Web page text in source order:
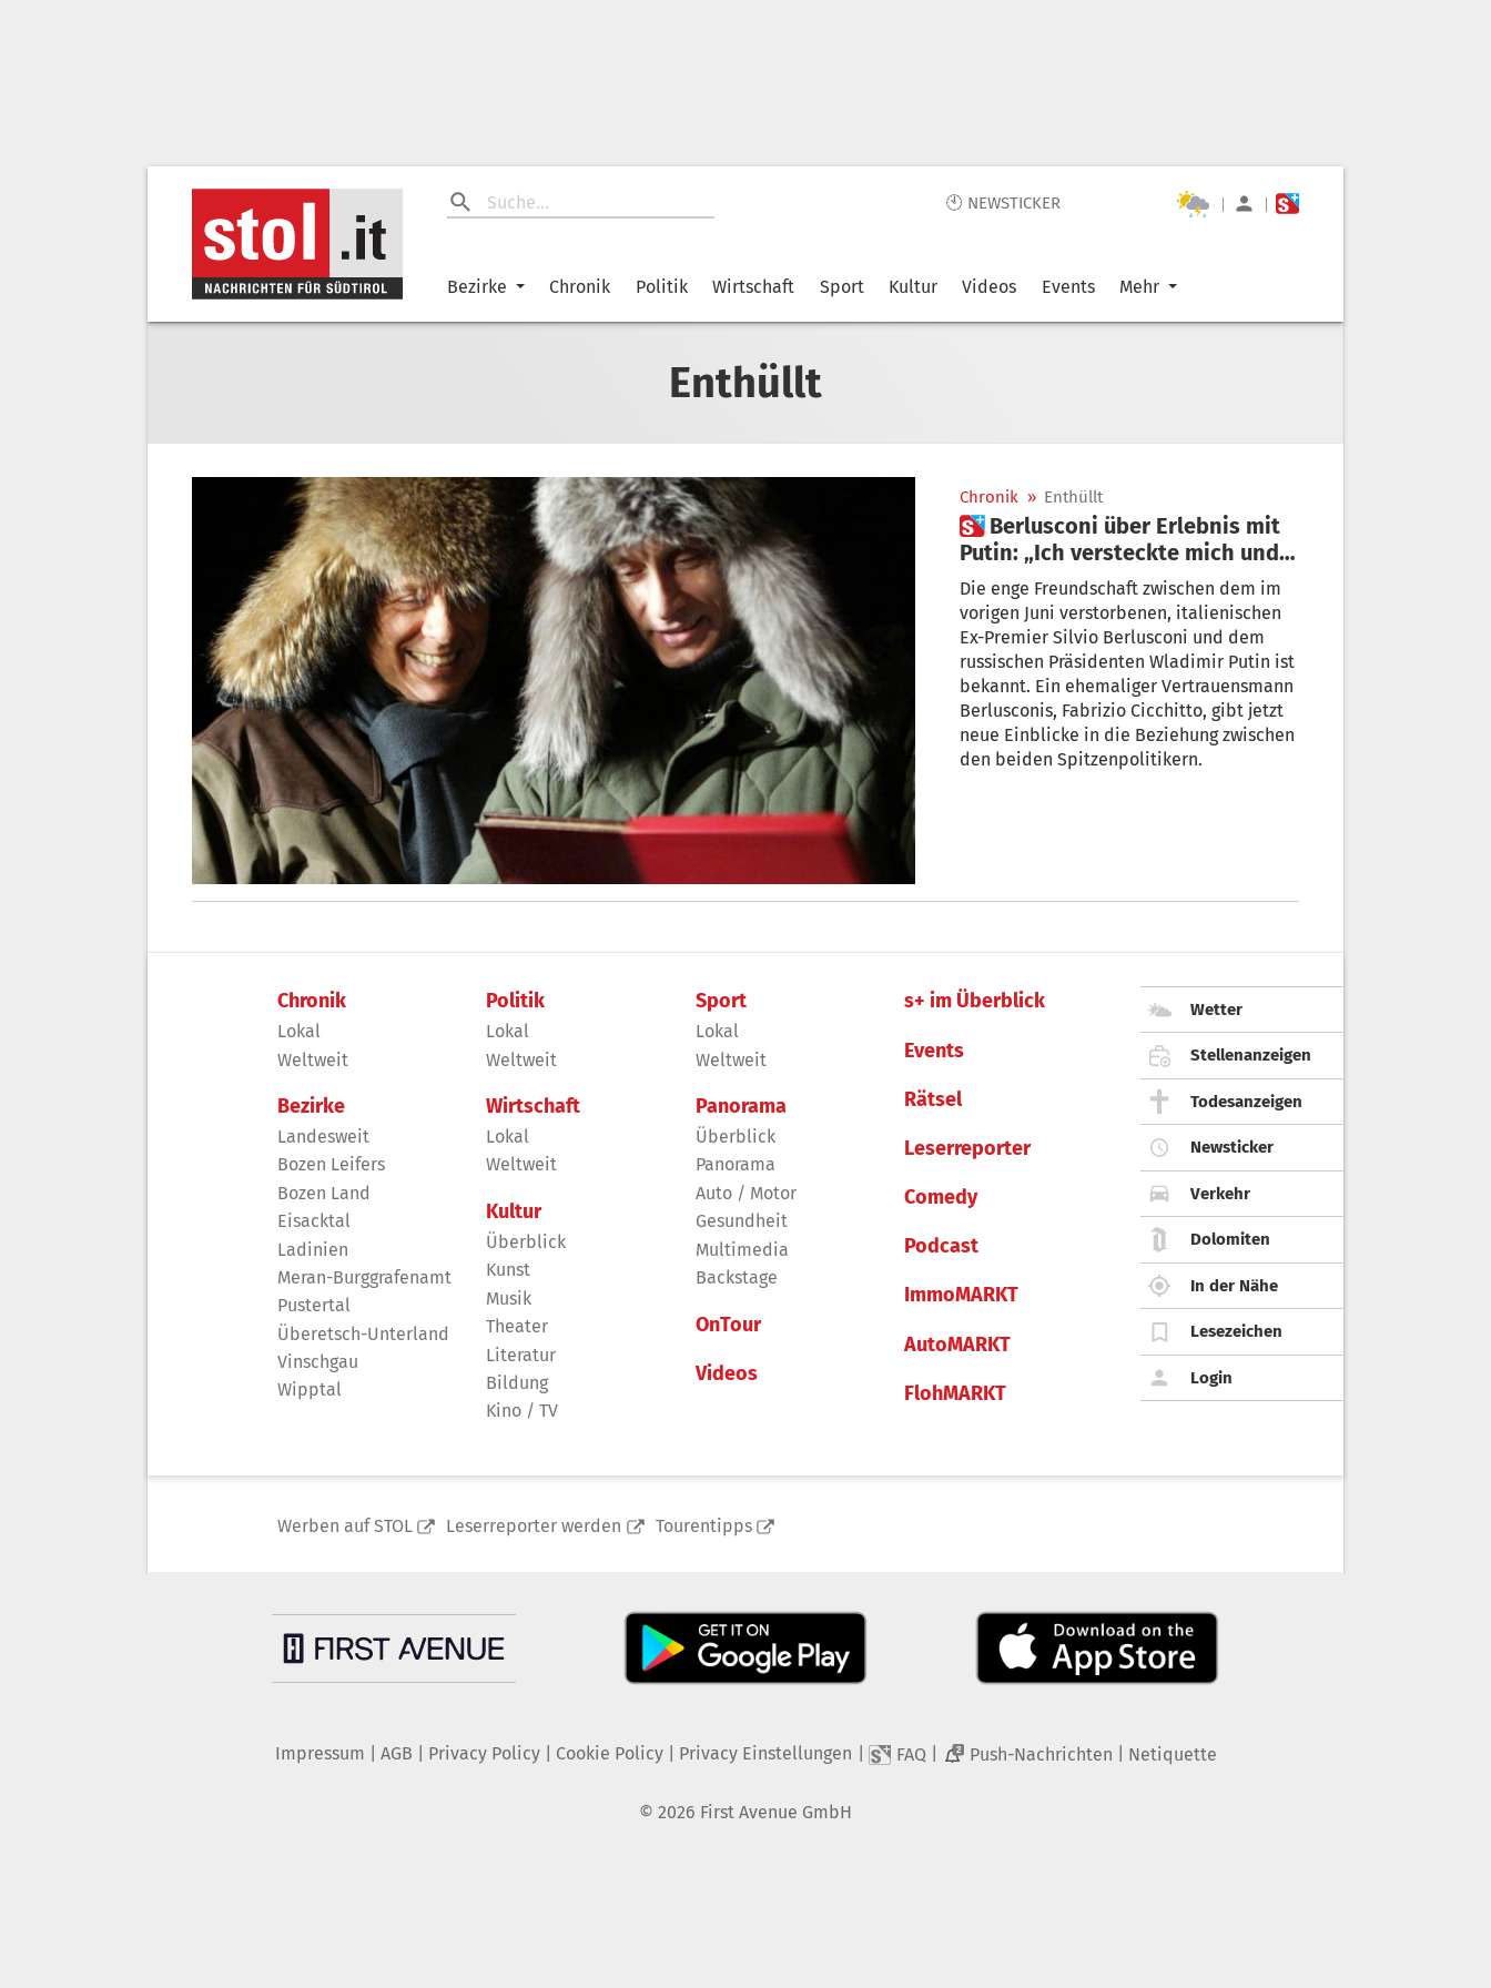
🕙 NEWSTICKER | |
Bezirke Chronik Politik Wirtschaft Sport Kultur Videos Events Mehr
Enthüllt
Chronik » Enthüllt
 Berlusconi über Erlebnis mit
Putin: „Ich versteckte mich und
übergab mich“
Die enge Freundschaft zwischen dem im
vorigen Juni verstorbenen, italienischen
Ex-Premier Silvio Berlusconi und dem
russischen Präsidenten Wladimir Putin ist
bekannt. Ein ehemaliger Vertrauensmann
Berlusconis, Fabrizio Cicchitto, gibt jetzt
neue Einblicke in die Beziehung zwischen
den beiden Spitzenpolitikern.
Chronik
Lokal
Weltweit
Bezirke
Landesweit
Bozen Leifers
Bozen Land
Eisacktal
Ladinien
Meran-Burggrafenamt
Pustertal
Überetsch-Unterland
Vinschgau
Wipptal
Politik
Lokal
Weltweit
Wirtschaft
Lokal
Weltweit
Kultur
Überblick
Kunst
Musik
Theater
Literatur
Bildung
Kino / TV
Sport
Lokal
Weltweit
Panorama
Überblick
Panorama
Auto / Motor
Gesundheit
Multimedia
Backstage
OnTour
Videos
s+ im Überblick
Events
Rätsel
Leserreporter
Comedy
Podcast
ImmoMARKT
AutoMARKT
FlohMARKT
Wetter
Stellenanzeigen
Todesanzeigen
Newsticker
Verkehr
Dolomiten
In der Nähe
Lesezeichen
Login
Werben auf STOL Leserreporter werden Tourentipps
Impressum AGB Privacy Policy| Cookie Policy| Privacy Einstellungen FAQ 2 Push-Nachrichten Netiquette
© 2026 First Avenue GmbH